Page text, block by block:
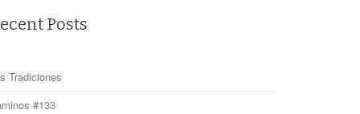
Posts
Tradiciones
#133